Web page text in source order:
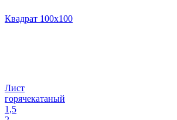
Квадрат 100х100
Лист
горячекатаный
1,5